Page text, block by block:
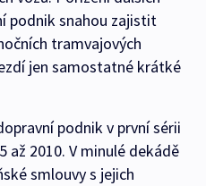
podnik snahou zajistit
tramvajových
jen samostatné krátké
podnik v první sérii
až 2010. V minulé dekádě
smlouvy s jejich